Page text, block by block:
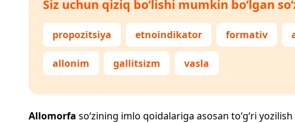
Siz uchun qiziq bo‘lishi mumkin bo‘lgan
propozitsiya etnoindikator formativ
allonim gallitsizm vasla
Allomorfa so‘zining imlo qoidalariga asosan to‘g‘ri